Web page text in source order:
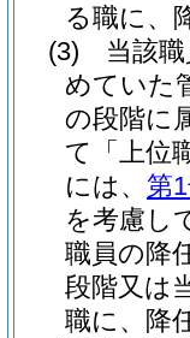
る職に、
(3)
当該
めていた
の段階に
て「上位
には、 第
を考慮し
職員の降
段階又は
職に、降